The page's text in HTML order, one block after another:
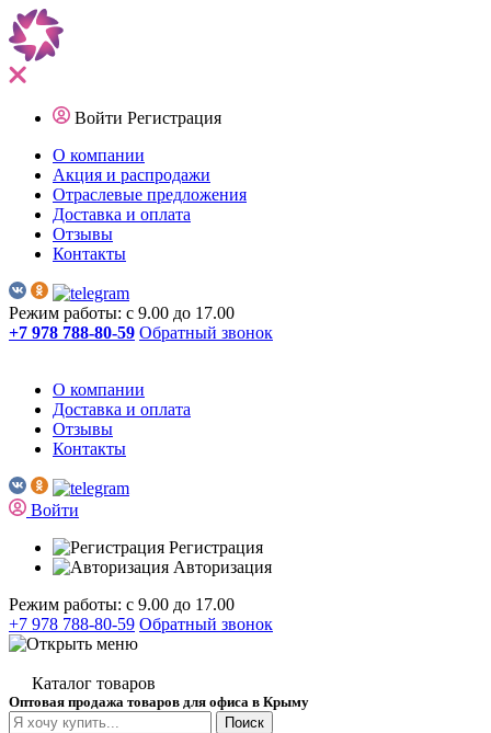
Войти Регистрация
О компании
Акция и распродажи
Отраслевые предложения
Доставка и оплата
Отзывы
Контакты
Режим работы: с 9.00 до 17.00
+7 978 788-80-59 Обратный звонок
О компании
Доставка и оплата
Отзывы
Контакты
Войти
Регистрация
Авторизация
Режим работы: с 9.00 до 17.00
+7 978 788-80-59 Обратный звонок
Каталог товаров
Оптовая продажа товаров для офиса в Крыму
Поиск